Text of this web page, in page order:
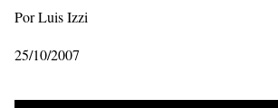
Por Luis Izzi
25/10/2007